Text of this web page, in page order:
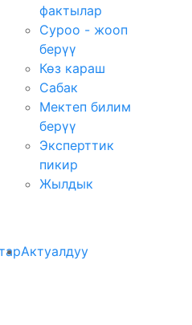
фактылар
Суроо - жооп
берүү
Көз караш
Сабак
Мектеп билим
берүү
Эксперттик
пикир
Жылдык
Актуалдуу